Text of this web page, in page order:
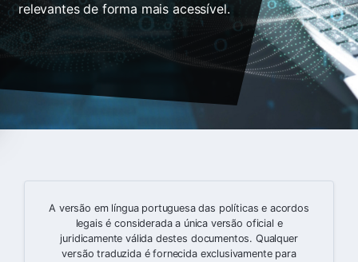
relevantes de forma mais acessível.
A versão em língua portuguesa das políticas e acordos
legais é considerada a única versão oficial e
juridicamente válida destes documentos. Qualquer
versão traduzida é fornecida exclusivamente para